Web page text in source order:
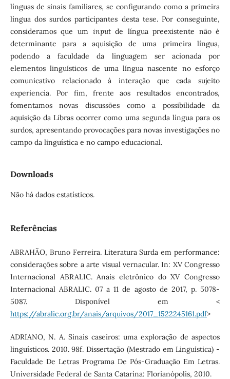
línguas de sinais familiares, se configurando como a primeira
língua dos surdos participantes desta tese. Por conseguinte,
consideramos que um inputde língua preexistente não é
determinante para a aquisição de uma primeira língua,
podendo a faculdade da linguagem ser acionada por
elementos linguísticos de uma língua nascente no esforço
comunicativo relacionado à interação que cada sujeito
experiencia. Por fim, frente aos resultados encontrados,
fomentamos novas discussões como a possibilidade da
aquisição da Libras ocorrer como uma segunda língua para os
surdos, apresentando provocações para novas investigações no
campo da linguística e no campo educacional.
Downloads
Não há dados estatísticos.
Referências
ABRAHÃO, Bruno Ferreira. Literatura Surda em performance:
considerações sobre a arte visual vernacular. In: XV Congresso
Internacional ABRALIC. Anais eletrônico do XV Congresso
Internacional ABRALIC. 07 a 11 de agosto de 2017, p. 5078-
5087. Disponível em <
https://abralic.org.br/anais/arquivos/2017_1522245161.pdf>
ADRIANO, N. A. Sinais caseiros: uma exploração de aspectos
linguísticos. 2010. 98f. Dissertação (Mestrado em Linguística) -
Faculdade De Letras Programa De Pós-Graduação Em Letras.
Universidade Federal de Santa Catarina: Florianópolis, 2010.